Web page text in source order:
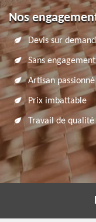
Nos
Devis sur
Sans engagement
Artisan passionné
Prix imbattable
Travail de qualité